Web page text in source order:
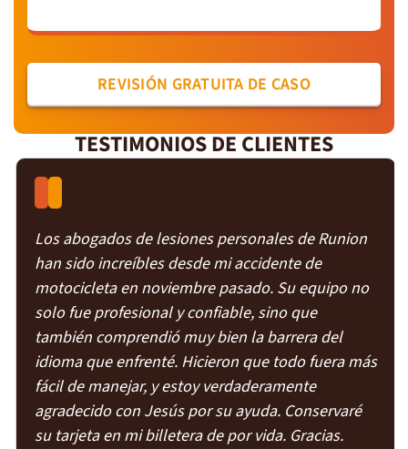
REVISIÓN GRATUITA DE CASO
TESTIMONIOS DE CLIENTES
Los abogados de lesiones personales de Runion
han sido increíbles desde mi accidente de
motocicleta en noviembre pasado. Su equipo no
solo fue profesional y confiable, sino que
también comprendió muy bien la barrera del
idioma que enfrenté. Hicieron que todo fuera más
fácil de manejar, y estoy verdaderamente
agradecido con Jesús por su ayuda. Conservaré
su tarjeta en mi billetera de por vida. Gracias.